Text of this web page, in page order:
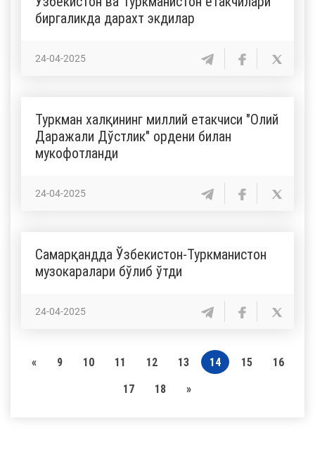
биргаликда дарахт экдилар
24-04-2025
Туркман халқининг миллий етакчиси "Олий
Даражали Дўстлик" ордени билан
мукофотланди
24-04-2025
Самарқандда Ўзбекистон-Туркманистон
музокаралари бўлиб ўтди
24-04-2025
« 9 10 11 12 13 14 15
16
17
18 »